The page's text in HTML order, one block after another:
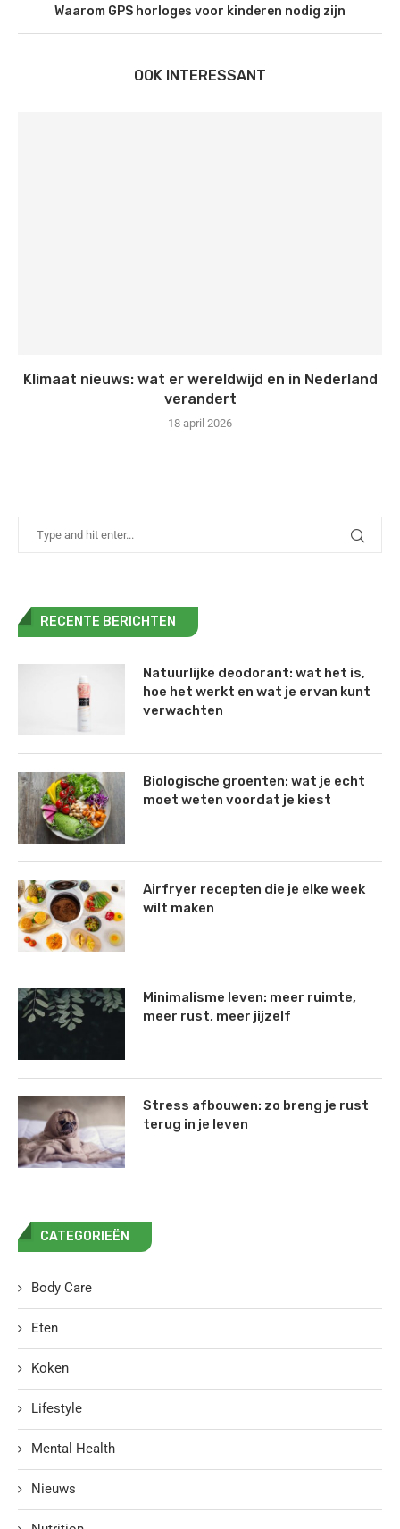
Waarom GPS horloges voor kinderen nodig zijn
OOK INTERESSANT
Klimaat nieuws: wat er wereldwijd en in Nederland
verandert
18 april 2026
RECENTE BERICHTEN
Natuurlijke deodorant: wat het is,
hoe het werkt en wat je ervan kunt
verwachten
Biologische groenten: wat je echt
moet weten voordat je kiest
Airfryer recepten die je elke week
wilt maken
Minimalisme leven: meer ruimte,
meer rust, meer jijzelf
Stress afbouwen: zo breng je rust
terug in je leven
CATEGORIEËN
Body Care
Eten
Koken
Lifestyle
Mental Health
Nieuws